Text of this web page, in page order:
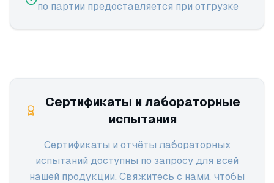
по партии предоставляется при отгрузке
Сертификаты и лабораторные
испытания
Сертификаты и отчёты лабораторных
испытаний доступны по запросу для всей
нашей продукции. Свяжитесь с нами, чтобы